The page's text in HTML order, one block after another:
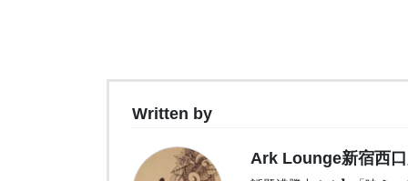
Written by
Ark Lounge新宿西